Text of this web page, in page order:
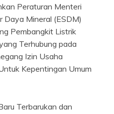
Peraturan Menteri
Daya Mineral (ESDM)
Pembangkit Listrik
Terhubung pada
Izin Usaha
Kepentingan Umum
Terbarukan dan